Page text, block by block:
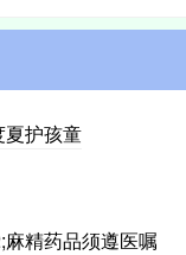
护孩童
精药品须遵医嘱